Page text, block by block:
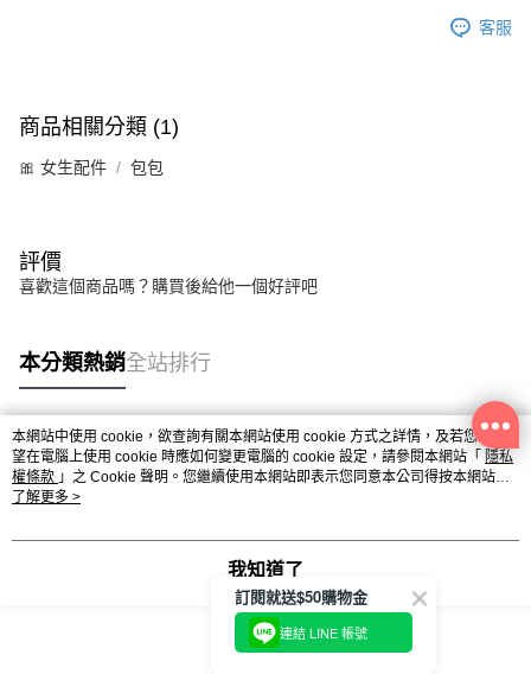
客服
商品相關分類 (1)
🎀 女生配件 包包
評價
喜歡這個商品嗎？購買後給他一個好評吧
本分類熱銷全站排行
熱門標籤
本網站中使用 cookie，欲查詢有關本網站使用 cookie 方式之詳情，及若您不希
望在電腦上使用 cookie 時應如何變更電腦的 cookie 設定，請參閱本網站「 隱私
權條款 」之 Cookie 聲明。您繼續使用本網站即表示您同意本公司得按本網站使
用條款之 Cookie 聲明使用 cookie。
了解更多 >
我知道了
訂閱就送$50購物金
連結 LINE 帳號